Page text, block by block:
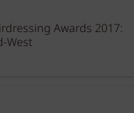
Awards 2017:
West